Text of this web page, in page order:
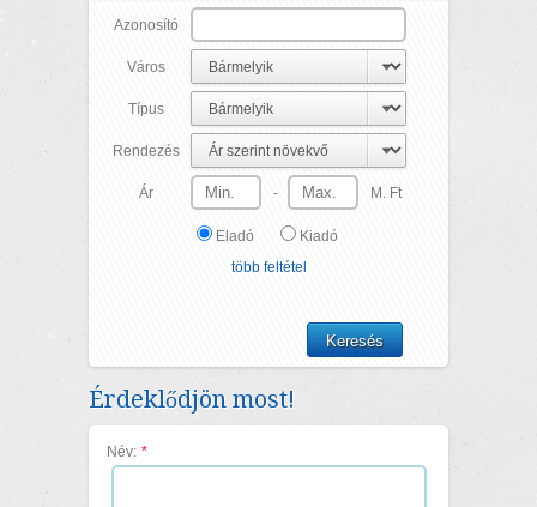
Azonosító
Város
Típus
Rendezés
Ár - M. Ft
Eladó
Kiadó
több feltétel
Érdeklődjön most!
Név: *